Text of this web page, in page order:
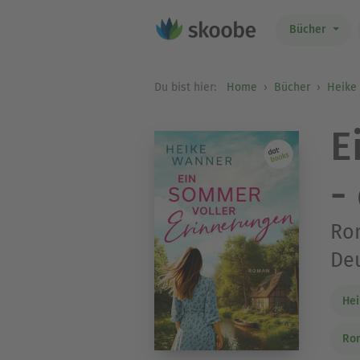
Bücher
Du bist hier: Home Bücher Heike
-